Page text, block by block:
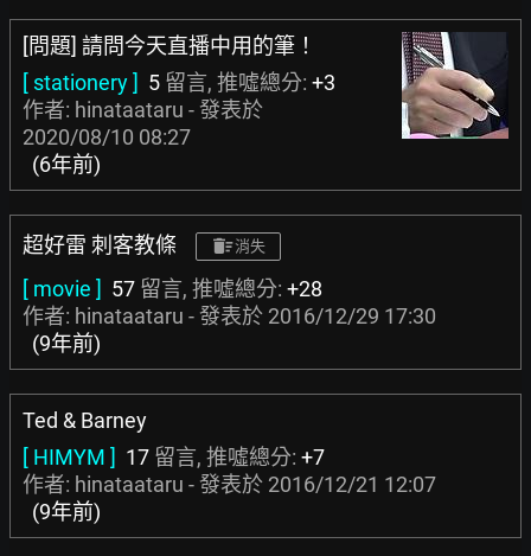
[問題] 請問今天直播中用的筆！
[ stationery ] 5 留言, 推噓總分: +3
作者: hinataataru - 發表於
2020/08/10 08:27
(6年前)
超好雷 刺客教條 消失
[ movie ] 57 留言, 推噓總分: +28
作者: hinataataru - 發表於 2016/12/29 17:30
(9年前)
Ted & Barney
[ HIMYM ] 17 留言, 推噓總分: +7
作者: hinataataru - 發表於 2016/12/21 12:07
(9年前)